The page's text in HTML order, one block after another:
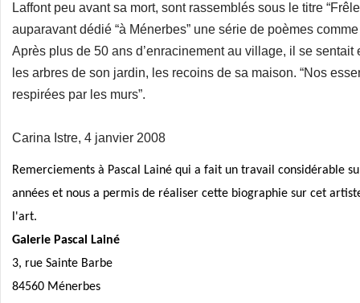
Laffont peu avant sa mort, sont rassemblés sous le titre
auparavant dédié “à Ménerbes” une série de poèmes
Après plus de 50 ans d’enracinement au village, il se sentait
les arbres de son jardin, les recoins de sa maison. “Nos
respirées par les murs”.
Carina Istre, 4 janvier 2008
Remerciements à Pascal Lainé qui a fait un travail considérable
années et nous a permis de réaliser cette biographie sur cet
l'art.
Galerie Pascal Lainé
3, rue Sainte Barbe
84560 Ménerbes